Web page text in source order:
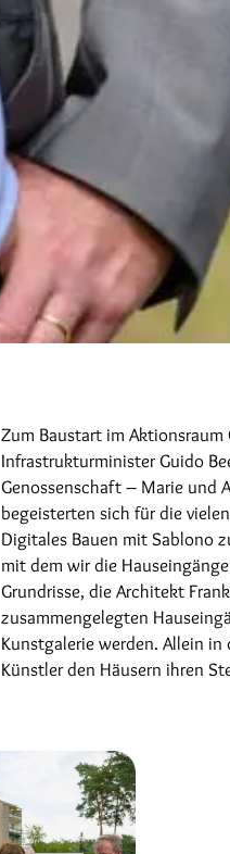
Zum Baustart im
Infrastrukturminister Guido
Genossenschaft – Marie und
begeisterten sich für die
Digitales Bauen mit Sablono
mit dem wir die
Grundrisse, die Architekt
zusammengelegten
Kunstgalerie werden. Allein
Künstler den Häusern ihren